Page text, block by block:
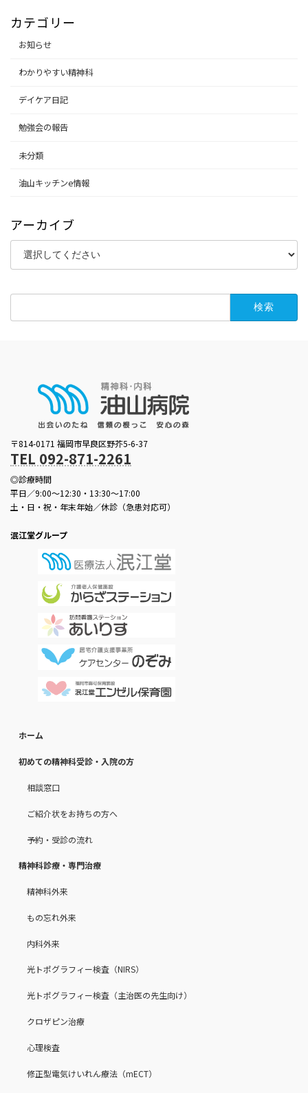
カテゴリー
お知らせ
わかりやすい精神科
デイケア日記
勉強会の報告
未分類
油山キッチンe情報
アーカイブ
索:
〒814-0171 福岡市早良区野芥5-6-37
TEL 092-871-2261
◎診療時間
平日／9:00～12:30・13:30～17:00
土・日・祝・年末年始／休診（急患対応可）
泯江堂グループ
ホーム
初めての精神科受診・入院の方
相談窓口
ご紹介状をお持ちの方へ
予約・受診の流れ
精神科診療・専門治療
精神科外来
もの忘れ外来
内科外来
光トポグラフィー検査（NIRS）
光トポグラフィー検査（主治医の先生向け）
クロザピン治療
心理検査
修正型電気けいれん療法（mECT）